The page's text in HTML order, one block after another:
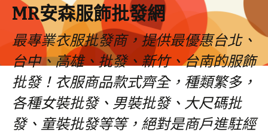
MR安森服飾批發網
最專業衣服批發商，提供最優惠台北、
台中、高雄、批發、新竹、台南的服飾
批發！衣服商品款式齊全，種類繁多，
各種女裝批發、男裝批發、大尺碼批
發、童裝批發等等，絕對是商戶進駐經